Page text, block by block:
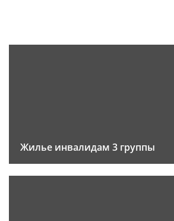
Жилье инвалидам 3 группы